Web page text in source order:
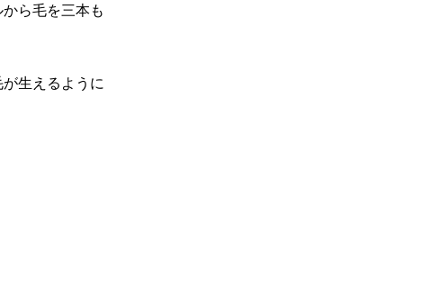
ら毛を三本も
生えるように